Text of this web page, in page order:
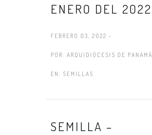
ENERO DEL 2022
FEBRERO 03, 2022 -
POR: ARQUIDIÓCESIS DE PANAMÁ
EN: SEMILLAS
SEMILLA –